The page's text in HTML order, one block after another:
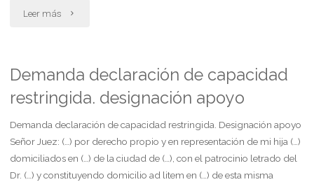
Leer más "Amparo
por
discapacidad
de
menor"
Demanda declaración de capacidad
restringida. designación apoyo
Demanda declaración de capacidad restringida. Designación apoyo
Señor Juez: (…) por derecho propio y en representación de mi hija (…)
domiciliados en (…) de la ciudad de (…), con el patrocinio letrado del
Dr. (…) y constituyendo domicilio ad litem en (…) de esta misma